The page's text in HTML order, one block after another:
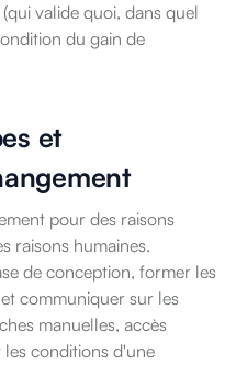
valide quoi, dans quel
du gain de
et
pour des raisons
raisons humaines.
de conception, former les
communiquer sur les
manuelles, accès
conditions d'une